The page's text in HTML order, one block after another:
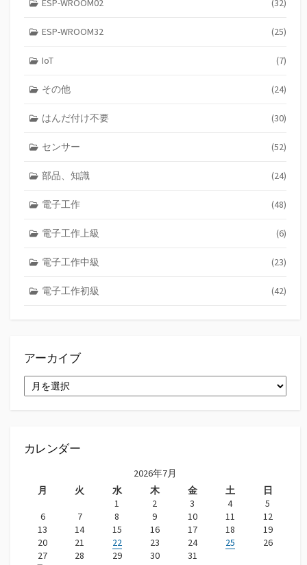
ESP-WROOM02 (32)
ESP-WROOM32 (25)
IoT (7)
その他 (24)
はんだ付け不要 (30)
センサー (52)
部品、知識 (24)
電子工作 (48)
電子工作上級 (6)
電子工作中級 (23)
電子工作初級 (42)
アーカイブ
ー
カレンダー
2026年7月
月
火 水 木 金 土
日
1
2 3 4
5
6
7 8 9 10 11
12
13
14 15 16 17 18
19
20
21 22 23 24 25
26
27
28 29 30
31